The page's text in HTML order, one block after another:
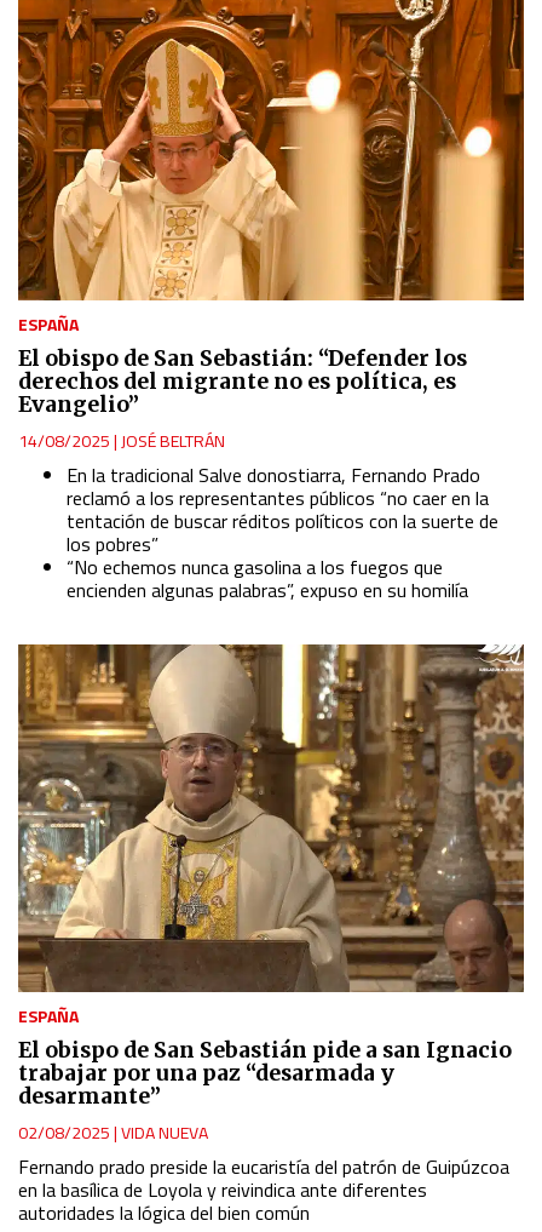
ESPAÑA
El obispo de San Sebastián: “Defender los
derechos del migrante no es política, es
Evangelio”
14/08/2025| JOSÉ BELTRÁN
En la tradicional Salve donostiarra, Fernando Prado
reclamó a los representantes públicos “no caer en la
tentación de buscar réditos políticos con la suerte de
los pobres”
“No echemos nunca gasolina a los fuegos que
encienden algunas palabras”, expuso en su homilía
ESPAÑA
El obispo de San Sebastián pide a san Ignacio
trabajar por una paz “desarmada y
desarmante”
02/08/2025|VIDA NUEVA
Fernando prado preside la eucaristía del patrón de Guipúzcoa
en la basílica de Loyola y reivindica ante diferentes
autoridades la lógica del bien común